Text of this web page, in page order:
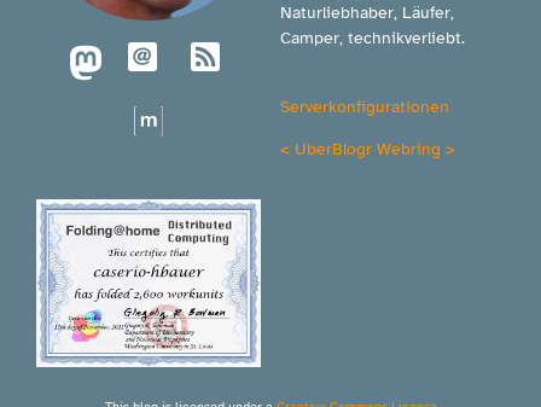
Naturliebhaber, Läufer,
Camper, technikverliebt.
Serverkonfigurationen
< UberBlogr Webring >